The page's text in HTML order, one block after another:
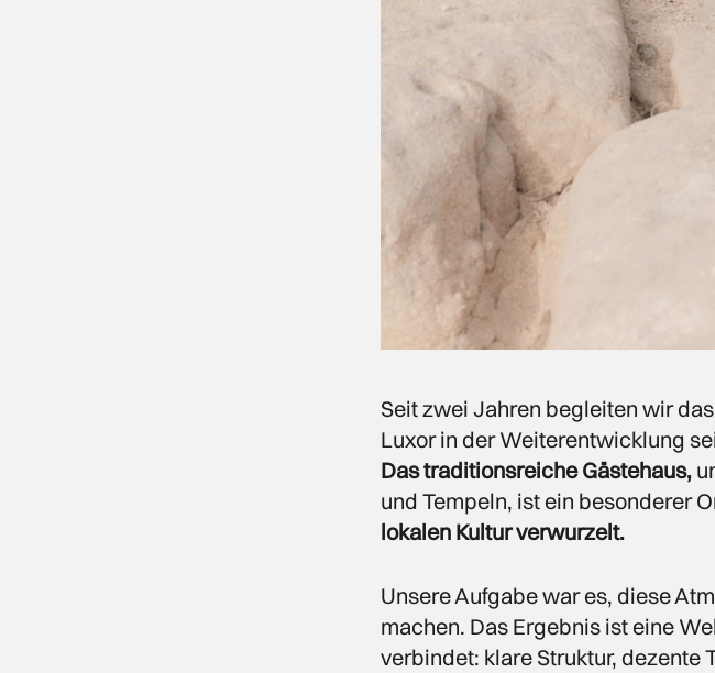
Seit zwei Jahren begleiten wir
Luxor in der Weiterentwicklung
Das traditionsreiche Gästehaus,
und Tempeln, ist ein besonderer
lokalen Kultur verwurzelt.
Unsere Aufgabe war es, diese
machen. Das Ergebnis ist eine
verbindet: klare Struktur, dezente